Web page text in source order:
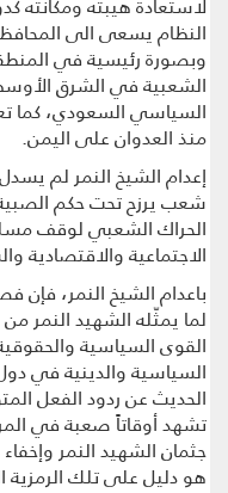
لاستعادة هيبته ومكانته
النظام يسعى الى
وبصورة رئيسية في
الشعبية في الشرق
السياسي السعودي، كما
منذ العدوان على اليمن.
إعدام الشيخ النمر لم
شعب يرزح تحت حكم
الحراك الشعبي لوقف
الاجتماعية والاقتصادية
باعدام الشيخ النمر، فإن
لما يمثّله الشهيد النمر
القوى السياسية
السياسية والدينية في
الحديث عن ردود الفعل
تشهد أوقاتاً صعبة في
جثمان الشهيد النمر
هو دليل على تلك الرمزية